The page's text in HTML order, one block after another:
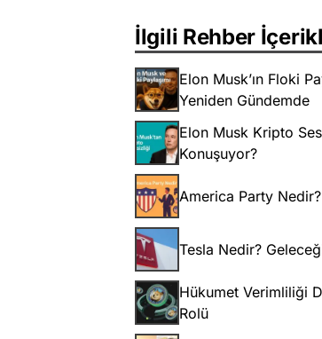
İlgili Rehber
Elon Musk’ın Floki
Yeniden Gündemde
Elon Musk Kripto
Konuşuyor?
America Party Nedir?
Tesla Nedir?
Hükumet Verimliliği
Rolü